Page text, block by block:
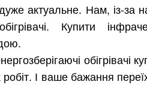
актуальне. Нам, із-за
Купити
обігрівачі
І ваше бажання